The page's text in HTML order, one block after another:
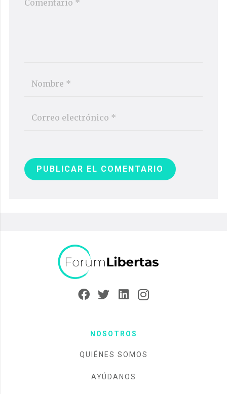
PUBLICAR EL COMENTARIO
NOSOTROS
QUIÉNES SOMOS
AYÚDANOS